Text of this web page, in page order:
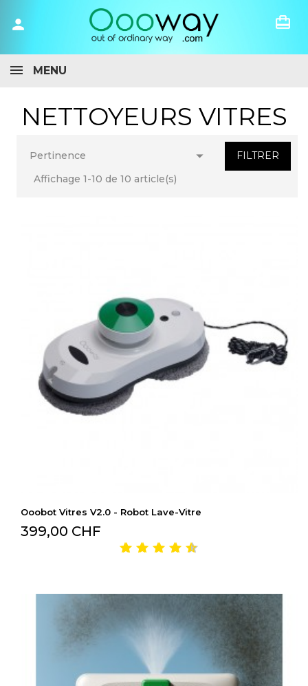
person card_travel
MENU
NETTOYEURS VITRES
Pertinence 
FILTRER
Affichage 1-10 de 10 article(s)
Ooobot Vitres V2.0 - Robot Lave-Vitre
399,00 CHF